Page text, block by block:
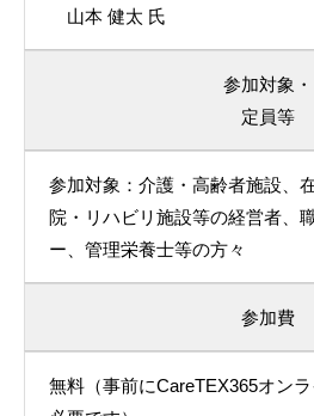
山本 健太 氏
参加対象・
定員等
参加対象：介護・高齢者施設、
院・リハビリ施設等の経営者、
ー、管理栄養士等の方々
参加費
無料（事前にCareTEX365オン